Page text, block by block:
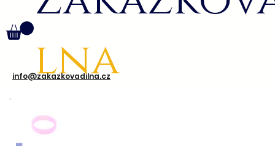
info@zakazkovadilna.cz
lna